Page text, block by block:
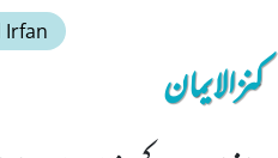
Irfan
کنزالایمان